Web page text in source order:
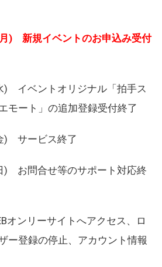
) 新規イベントのお申込み受付
) イベントオリジナル「拍手ス
モート」の追加登録受付終了
) サービス終了
) お問合せ等のサポート対応終
オンリーサイトへアクセス、ロ
ー登録の停止、アカウント情報